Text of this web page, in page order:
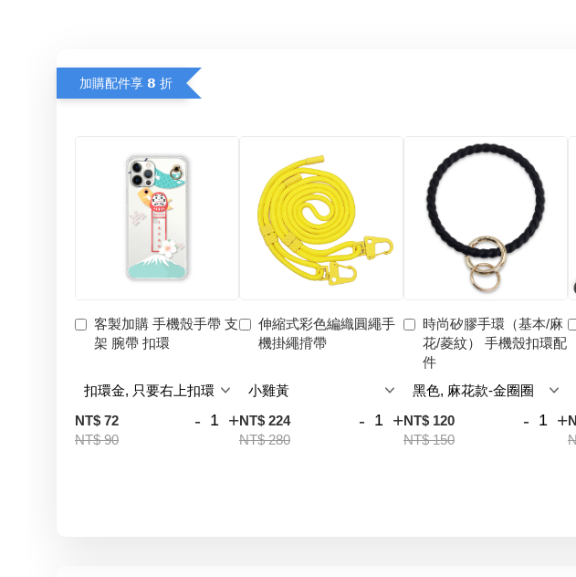
加購配件享 𝟴 折
客製加購 手機殼手帶 支
架 腕帶 扣環
NT$ 72
NT$ 90
- +
伸縮式彩色編織圓繩手
機掛繩揹帶
NT$ 224
NT$ 280
- +
時尚矽膠手環（基本/麻
花/菱紋） 手機殼扣環配
件
NT$ 120
NT$ 150
- +